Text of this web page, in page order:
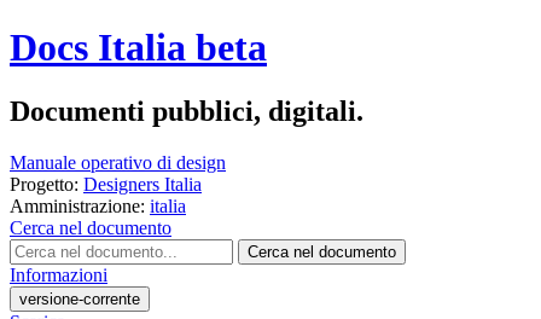
Docs Italia beta
Documenti pubblici, digitali.
Manuale operativo di design
Progetto: Designers Italia
Amministrazione: italia
Cerca nel documento
Cerca nel documento
Informazioni
versione-corrente